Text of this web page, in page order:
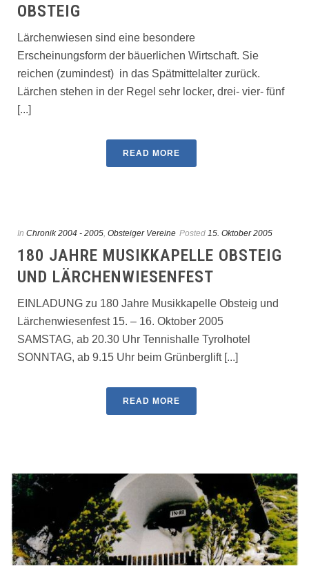
OBSTEIG
Lärchenwiesen sind eine besondere
Erscheinungsform der bäuerlichen Wirtschaft. Sie
reichen (zumindest) in das Spätmittelalter zurück.
Lärchen stehen in der Regel sehr locker, drei- vier- fünf
[...]
READ MORE
In Chronik 2004 - 2005 Obsteiger Vereine Posted 15. Oktober 2005
180 JAHRE MUSIKKAPELLE OBSTEIG
UND LÄRCHENWIESENFEST
EINLADUNG zu 180 Jahre Musikkapelle Obsteig und
Lärchenwiesenfest 15. – 16. Oktober 2005
SAMSTAG, ab 20.30 Uhr Tennishalle Tyrolhotel
SONNTAG, ab 9.15 Uhr beim Grünberglift [...]
READ MORE